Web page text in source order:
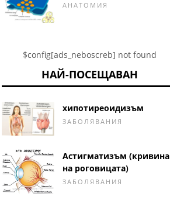
АНАТОМИЯ
$config[ads_neboscreb] not found
НАЙ-ПОСЕЩАВАН
хипотиреоидизъм
ЗАБОЛЯВАНИЯ
Астигматизъм (кривина
на роговицата)
ЗАБОЛЯВАНИЯ